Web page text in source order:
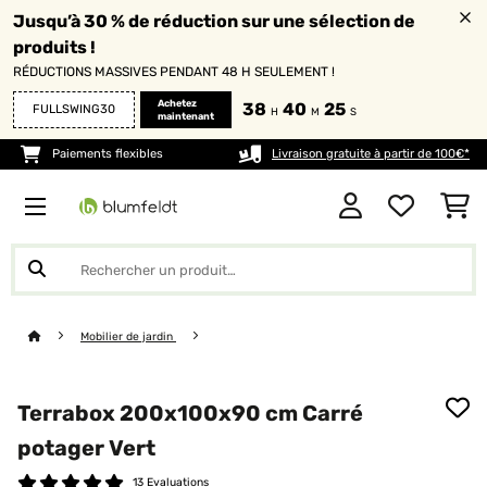
Jusqu’à 30 % de réduction sur une sélection de
produits !
RÉDUCTIONS MASSIVES PENDANT 48 H SEULEMENT !
FULLSWING30
Achetez
maintenant
38 H 40 M 25 S
Paiements flexibles Livraison gratuite à partir de 100€*
Mobilier de jardin
Terrabox 200x100x90 cm Carré
potager Vert
13 Evaluations